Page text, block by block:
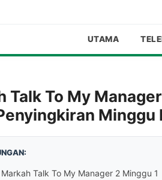
UTAMA
Talk To My
Minggu
Talk To My Manager 2 Minggu 1